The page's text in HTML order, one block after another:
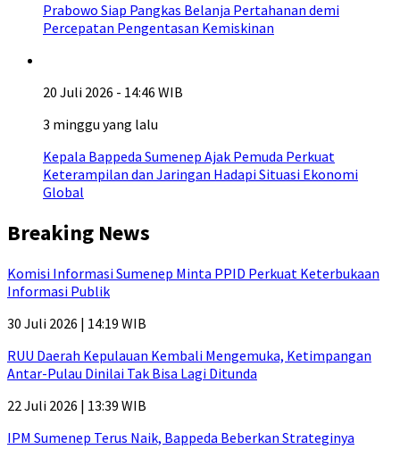
Prabowo Siap Pangkas Belanja Pertahanan demi
Percepatan Pengentasan Kemiskinan
20 Juli 2026 - 14:46 WIB
3 minggu yang lalu
Kepala Bappeda Sumenep Ajak Pemuda Perkuat
Keterampilan dan Jaringan Hadapi Situasi Ekonomi
Global
Breaking News
Komisi Informasi Sumenep Minta PPID Perkuat Keterbukaan
Informasi Publik
30 Juli 2026 | 14:19 WIB
RUU Daerah Kepulauan Kembali Mengemuka, Ketimpangan
Antar-Pulau Dinilai Tak Bisa Lagi Ditunda
22 Juli 2026 | 13:39 WIB
IPM Sumenep Terus Naik, Bappeda Beberkan Strateginya